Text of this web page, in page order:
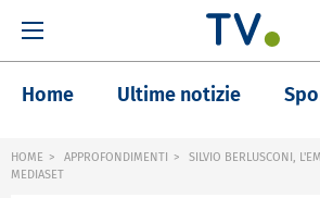
Home Ultime notizie
HOME APPROFONDIMENTI
SILVIO BERLUSCONI,
MEDIASET